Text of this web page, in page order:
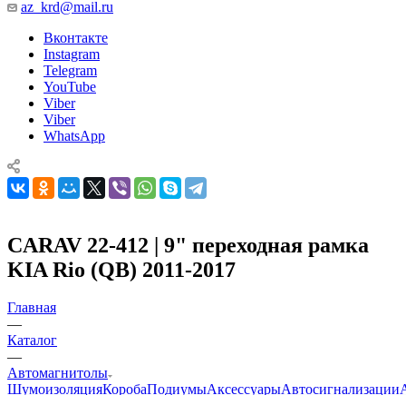
az_krd@mail.ru
Вконтакте
Instagram
Telegram
YouTube
Viber
Viber
WhatsApp
CARAV 22-412 | 9" переходная рамка
KIA Rio (QB) 2011-2017
Главная
—
Каталог
—
Автомагнитолы
ШумоизоляцияКоробаПодиумыАксессуарыАвтосигнализации